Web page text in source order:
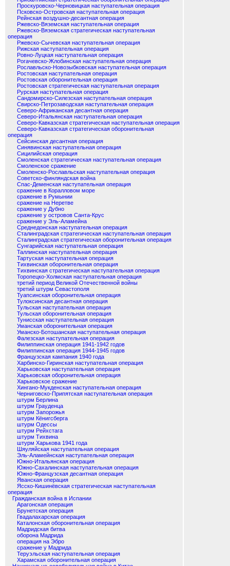
Проскуровско-Черновицкая наступательная операция
Псковско-Островская наступательная операция
Рейнская воздушно-десантная операция
Ржевско-Вяземская наступательная операция
Ржевско-Вяземская стратегическая наступательная
операция
Ржевско-Сычевская наступательная операция
Рижская наступательная операция
Ровно-Луцкая наступательная операция
Рогачевско-Жлобинская наступательная операция
Рославльско-Новозыбковская наступательная операция
Ростовская наступательная операция
Ростовская оборонительная операция
Ростовская стратегическая наступательная операция
Рурская наступательная операция
Сандомирско-Силезская наступательная операция
Свирско-Петрозаводская наступательная операция
Северо-Африканская десантная операция
Северо-Итальянская наступательная операция
Северо-Кавказская стратегическая наступательная операция
Северо-Кавказская стратегическая оборонительная
операция
Сейсинская десантная операция
Синявинская наступательная операция
Сицилийская операция
Смоленская стратегическая наступательная операция
Смоленское сражение
Смоленско-Рославльская наступательная операция
Советско-финляндская война
Спас-Деменская наступательная операция
сражение в Коралловом море
сражение в Румынии
сражение на Неретве
сражение у Дубно
сражение у островов Санта-Крус
сражение у Эль-Аламейна
Среднедонская наступательная операция
Сталинградская стратегическая наступательная операция
Сталинградская стратегическая оборонительная операция
Сунгарийская наступательная операция
Таллинская наступательная операция
Тартуская наступательная операция
Тихвинская оборонительная операция
Тихвинская стратегическая наступательная операция
Торопецко-Холмская наступательная операция
третий период Великой Отечественной войны
третий штурм Севастополя
Туапсинская оборонительная операция
Тулоксинская десантная операция
Тульская наступательная операция
Тульская оборонительная операция
Тунисская наступательная операция
Уманская оборонительная операция
Уманско-Ботошанская наступательная операция
Фалезская наступательная операция
Филиппинская операция 1941-1942 годов
Филиппинская операция 1944-1945 годов
Французская кампания 1940 года
Харбинско-Гиринская наступательная операция
Харьковская наступательная операция
Харьковская оборонительная операция
Харьковское сражение
Хингано-Мукденская наступательная операция
Черниговско-Припятская наступательная операция
штурм Берлина
штурм Грауденца
штурм Запорожья
штурм Кёнигсберга
штурм Одессы
штурм Рейхстага
штурм Тихвина
штурм Харькова 1941 года
Шяуляйская наступательная операция
Эль-Аламейнская наступательная операция
Южно-Итальянская операция
Южно-Сахалинская наступательная операция
Южно-Французская десантная операция
Яванская операция
Ясско-Кишинёвская стратегическая наступательная
операция
Гражданская война в Испании
Арагонская операция
Брунетская операция
Гвадалахарская операция
Каталонская оборонительная операция
Мадридская битва
оборона Мадрида
операция на Эбро
сражение у Мадрида
Теруэльская наступательная операция
Харамская оборонительная операция